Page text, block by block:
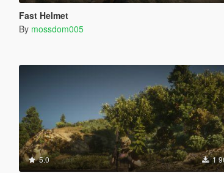
Fast Helmet
By mossdom005
5.0 1